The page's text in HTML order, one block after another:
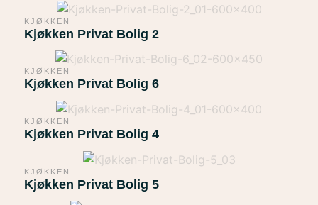
KJØKKEN
Kjøkken Privat Bolig 2
KJØKKEN
Kjøkken Privat Bolig 6
KJØKKEN
Kjøkken Privat Bolig 4
KJØKKEN
Kjøkken Privat Bolig 5